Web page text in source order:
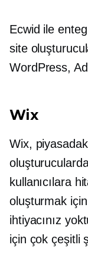
Ecwid ile
site
WordPress,
Wix
Wix,
kullanıcılara
oluşturmak
ihtiyacınız
için çok çeşitli